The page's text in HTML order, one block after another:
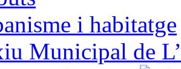
i habitatge
Municipal de